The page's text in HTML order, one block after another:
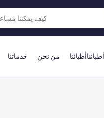
خدماتنا من نحن أطبائناأطبائنا